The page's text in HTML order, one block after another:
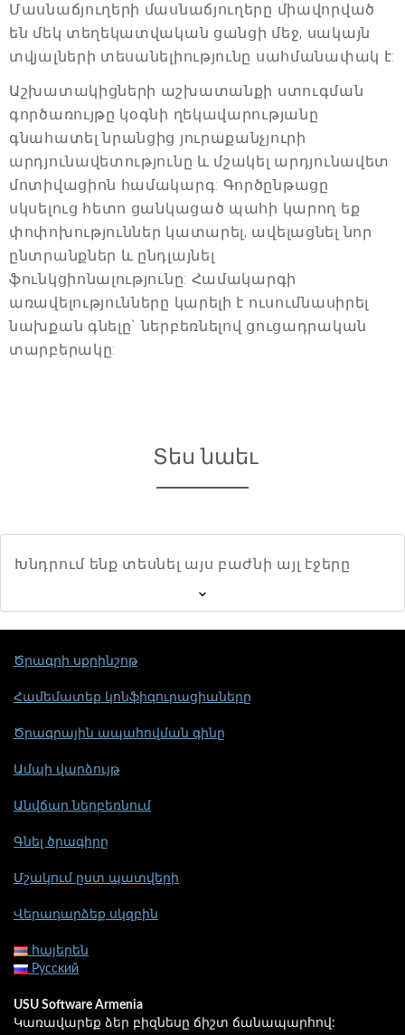
Մասնաճյուղերի մասնաճյուղերը միավորված
են մեկ տեղեկատվական ցանցի մեջ, սակայն
տվյալների տեսանելիությունը սահմանափակ է:
Աշխատակիցների աշխատանքի ստուգման
գործառույթը կօգնի ղեկավարությանը
գնահատել նրանցից յուրաքանչյուրի
արդյունավետությունը և մշակել արդյունավետ
մոտիվացիոն համակարգ: Գործընթացը
սկսելուց հետո ցանկացած պահի կարող եք
փոփոխություններ կատարել, ավելացնել նոր
ընտրանքներ և ընդլայնել
ֆունկցիոնալությունը: Համակարգի
առավելությունները կարելի է ուսումնասիրել
նախքան գնելը` ներբեռնելով ցուցադրական
տարբերակը:
Տես նաեւ
Խնդրում ենք տեսնել այս բաժնի այլ էջերը
Ծրագրի սքրինշոթ
Համեմատեք կոնֆիգուրացիաները
Ծրագրային ապահովման գինը
Ամպի վարձույթ
Անվճար ներբեռնում
Գնել ծրագիրը
Մշակում ըստ պատվերի
Վերադարձեք սկզբին
հայերեն
Русский
USU Software Armenia
Կառավարեք ձեր բիզնեսը ճիշտ ճանապարհով: